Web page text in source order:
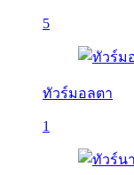
5
ทัวร์มอลตา
1